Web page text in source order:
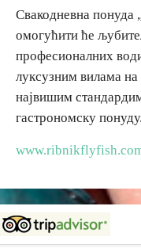
Списак дестинација
Мапа дестинација
Мултимедија
Свакодневна понуда
омогућити ће
професионалних
луксузним вилама на
највишим
гастрономску понуду.